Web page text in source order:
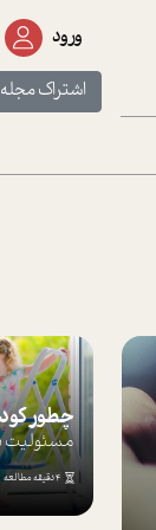
ورود
اشتراک مجله
4 دقیقه مطالعه